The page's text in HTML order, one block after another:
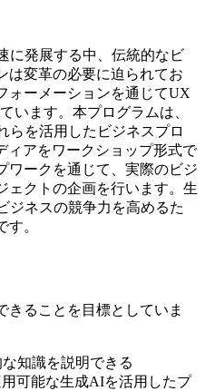
に発展する中、伝統的なビ
は変革の必要に迫られてお
ォーメーションを通じてUX
います。本プログラムは、
らを活用したビジネスプロ
ィアをワークショップ形式で
ワークを通じて、実際のビジ
ェクトの企画を行います。生
ジネスの競争力を高めるた
。
きることを目標としていま
知識を説明できる
可能な生成AIを活用したプ